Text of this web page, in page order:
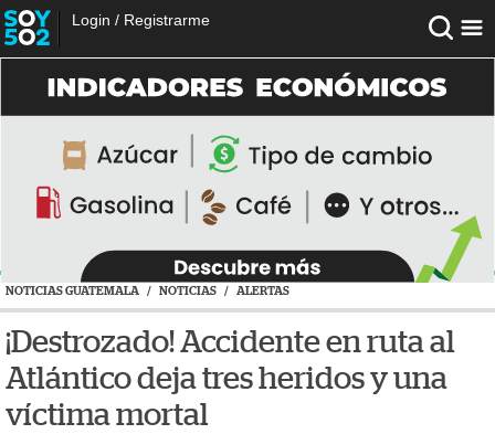
Login / Registrarme
NOTICIAS GUATEMALA / NOTICIAS / ALERTAS
¡Destrozado! Accidente en ruta al
Atlántico deja tres heridos y una
víctima mortal